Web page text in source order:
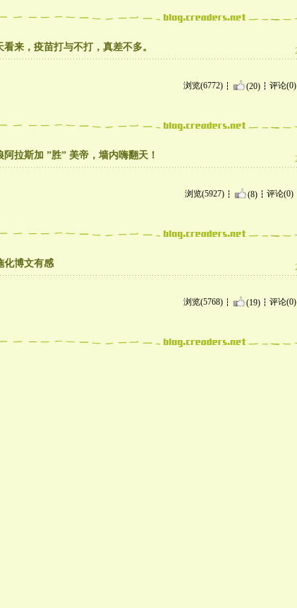
看来，疫苗打与不打，真差不多。
浏览(6772) (20) 评论(0)
阿拉斯加 ”胜” 美帝，墙内嗨翻天！
浏览(5927) (8) 评论(0)
化博文有感
浏览(5768) (19) 评论(0)